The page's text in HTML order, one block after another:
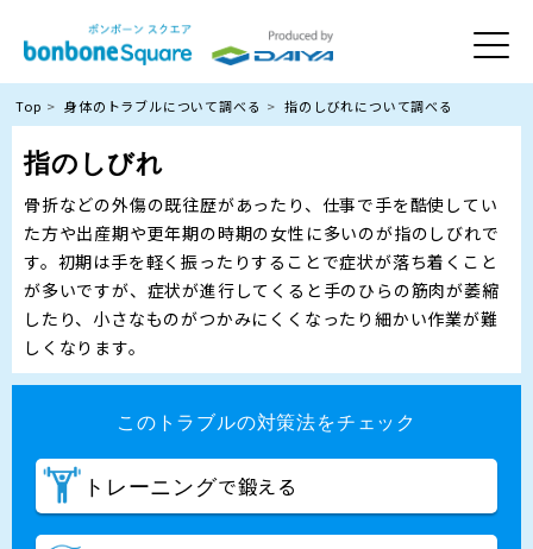
Top 身体のトラブルについて調べる 指のしびれについて調べる
指のしびれ
骨折などの外傷の既往歴があったり、仕事で手を酷使してい
た方や出産期や更年期の時期の女性に多いのが指のしびれで
す。初期は手を軽く振ったりすることで症状が落ち着くこと
が多いですが、症状が進行してくると手のひらの筋肉が萎縮
したり、小さなものがつかみにくくなったり細かい作業が難
しくなります。
このトラブルの対策法をチェック
トレーニングで鍛える